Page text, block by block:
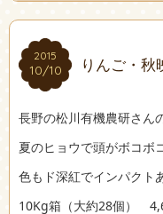
2015
10/10
2015
10/10 りんご・秋
長野の松川有機農研さん
夏のヒョウで頭がボコボ
色もド深紅でインパクト
10Kg箱（大約28個）